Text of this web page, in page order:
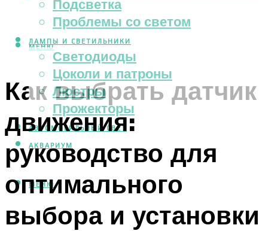
Подсветка
Проблемы со светом
ЛАМПЫ И СВЕТИЛЬНИКИ
Светодиоды
Цоколи и патроны
Люстры
Прожекторы
АВТОМОБИЛЬНЫЙ СВЕТ
АКВАРИУМ
МЕНЮ
МЕНЮ
Как выбрать датчик
движения:
руководство для
оптимального
выбора и установки